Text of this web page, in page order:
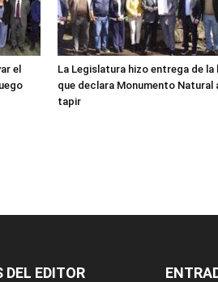
el
La Legislatura hizo entrega de la
que declara Monumento Natural
tapir
DEL EDITOR